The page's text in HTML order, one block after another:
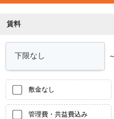
賃料
～
敷金なし
管理費・共益費込み